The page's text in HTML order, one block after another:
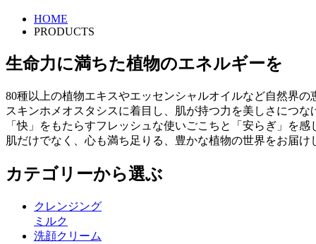
HOME
PRODUCTS
生命力に満ちた植物のエネルギーを
80種以上の植物エキスやエッセンシャルオイルなど自然界
スキンホメオスタシスに着目し、肌が持つ力を美しさにつな
「快」をもたらすフレッシュな使いごこちと「安らぎ」を
肌だけでなく、心も満ち足りる、豊かな植物の世界をお届け
カテゴリーから選ぶ
クレンジング
ミルク
洗顔クリーム